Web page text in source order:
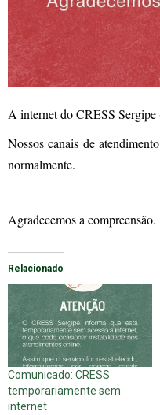
A internet do CRESS Sergipe
Nossos canais de
normalmente.
Agradecemos a compreensão.
Relacionado
Comunicado: CRESS
temporariamente sem
internet